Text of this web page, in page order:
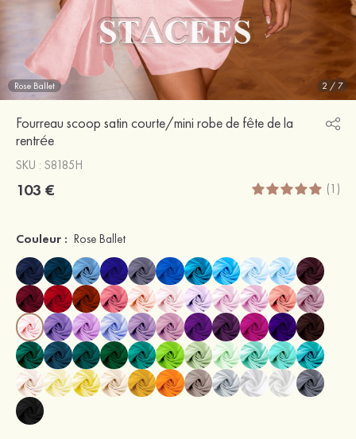
Rose Ballet 2 /7
Fourreau scoop satin courte/mini robe de fête de la
rentrée
SKU : S8185H
103 € (1)
Couleur : Rose Ballet